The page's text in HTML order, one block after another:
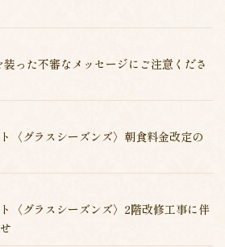
った不審なメッセージにご注意くださ
〈グラスシーズンズ〉朝食料金改定の
〈グラスシーズンズ〉2階改修工事に伴
フォーム
フォーム